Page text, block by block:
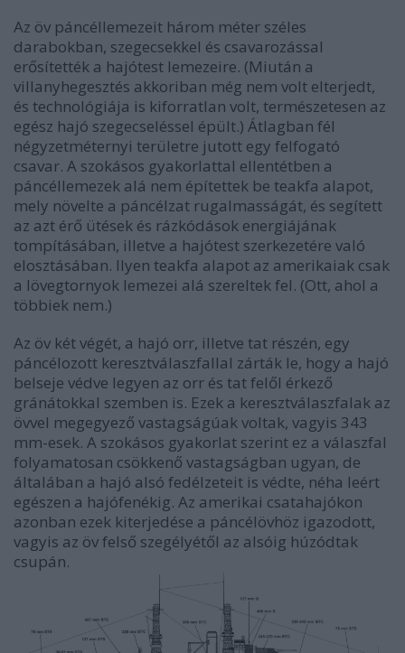
Az öv páncéllemezeit három méter széles
darabokban, szegecsekkel és csavarozással
erősítették a hajótest lemezeire. (Miután a
villanyhegesztés akkoriban még nem volt elterjedt,
és technológiája is kiforratlan volt, természetesen az
egész hajó szegecseléssel épült.) Átlagban fél
négyzetméternyi területre jutott egy felfogató
csavar. A szokásos gyakorlattal ellentétben a
páncéllemezek alá nem építettek be teakfa alapot,
mely növelte a páncélzat rugalmasságát, és segített
az azt érő ütések és rázkódások energiájának
tompításában, illetve a hajótest szerkezetére való
elosztásában. Ilyen teakfa alapot az amerikaiak csak
a lövegtornyok lemezei alá szereltek fel. (Ott, ahol a
többiek nem.)
Az öv két végét, a hajó orr, illetve tat részén, egy
páncélozott keresztválaszfallal zárták le, hogy a hajó
belseje védve legyen az orr és tat felől érkező
gránátokkal szemben is. Ezek a keresztválaszfalak az
övvel megegyező vastagságúak voltak, vagyis 343
mm-esek. A szokásos gyakorlat szerint ez a válaszfal
folyamatosan csökkenő vastagságban ugyan, de
általában a hajó alsó fedélzeteit is védte, néha leért
egészen a hajófenékig. Az amerikai csatahajókon
azonban ezek kiterjedése a páncélövhöz igazodott,
vagyis az öv felső szegélyétől az alsóig húzódtak
csupán.